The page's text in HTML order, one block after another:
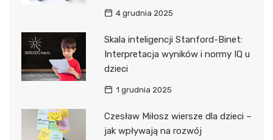
4 grudnia 2025
Skala inteligencji Stanford-Binet:
Interpretacja wyników i normy IQ u
dzieci
1 grudnia 2025
Czesław Miłosz wiersze dla dzieci –
jak wpływają na rozwój